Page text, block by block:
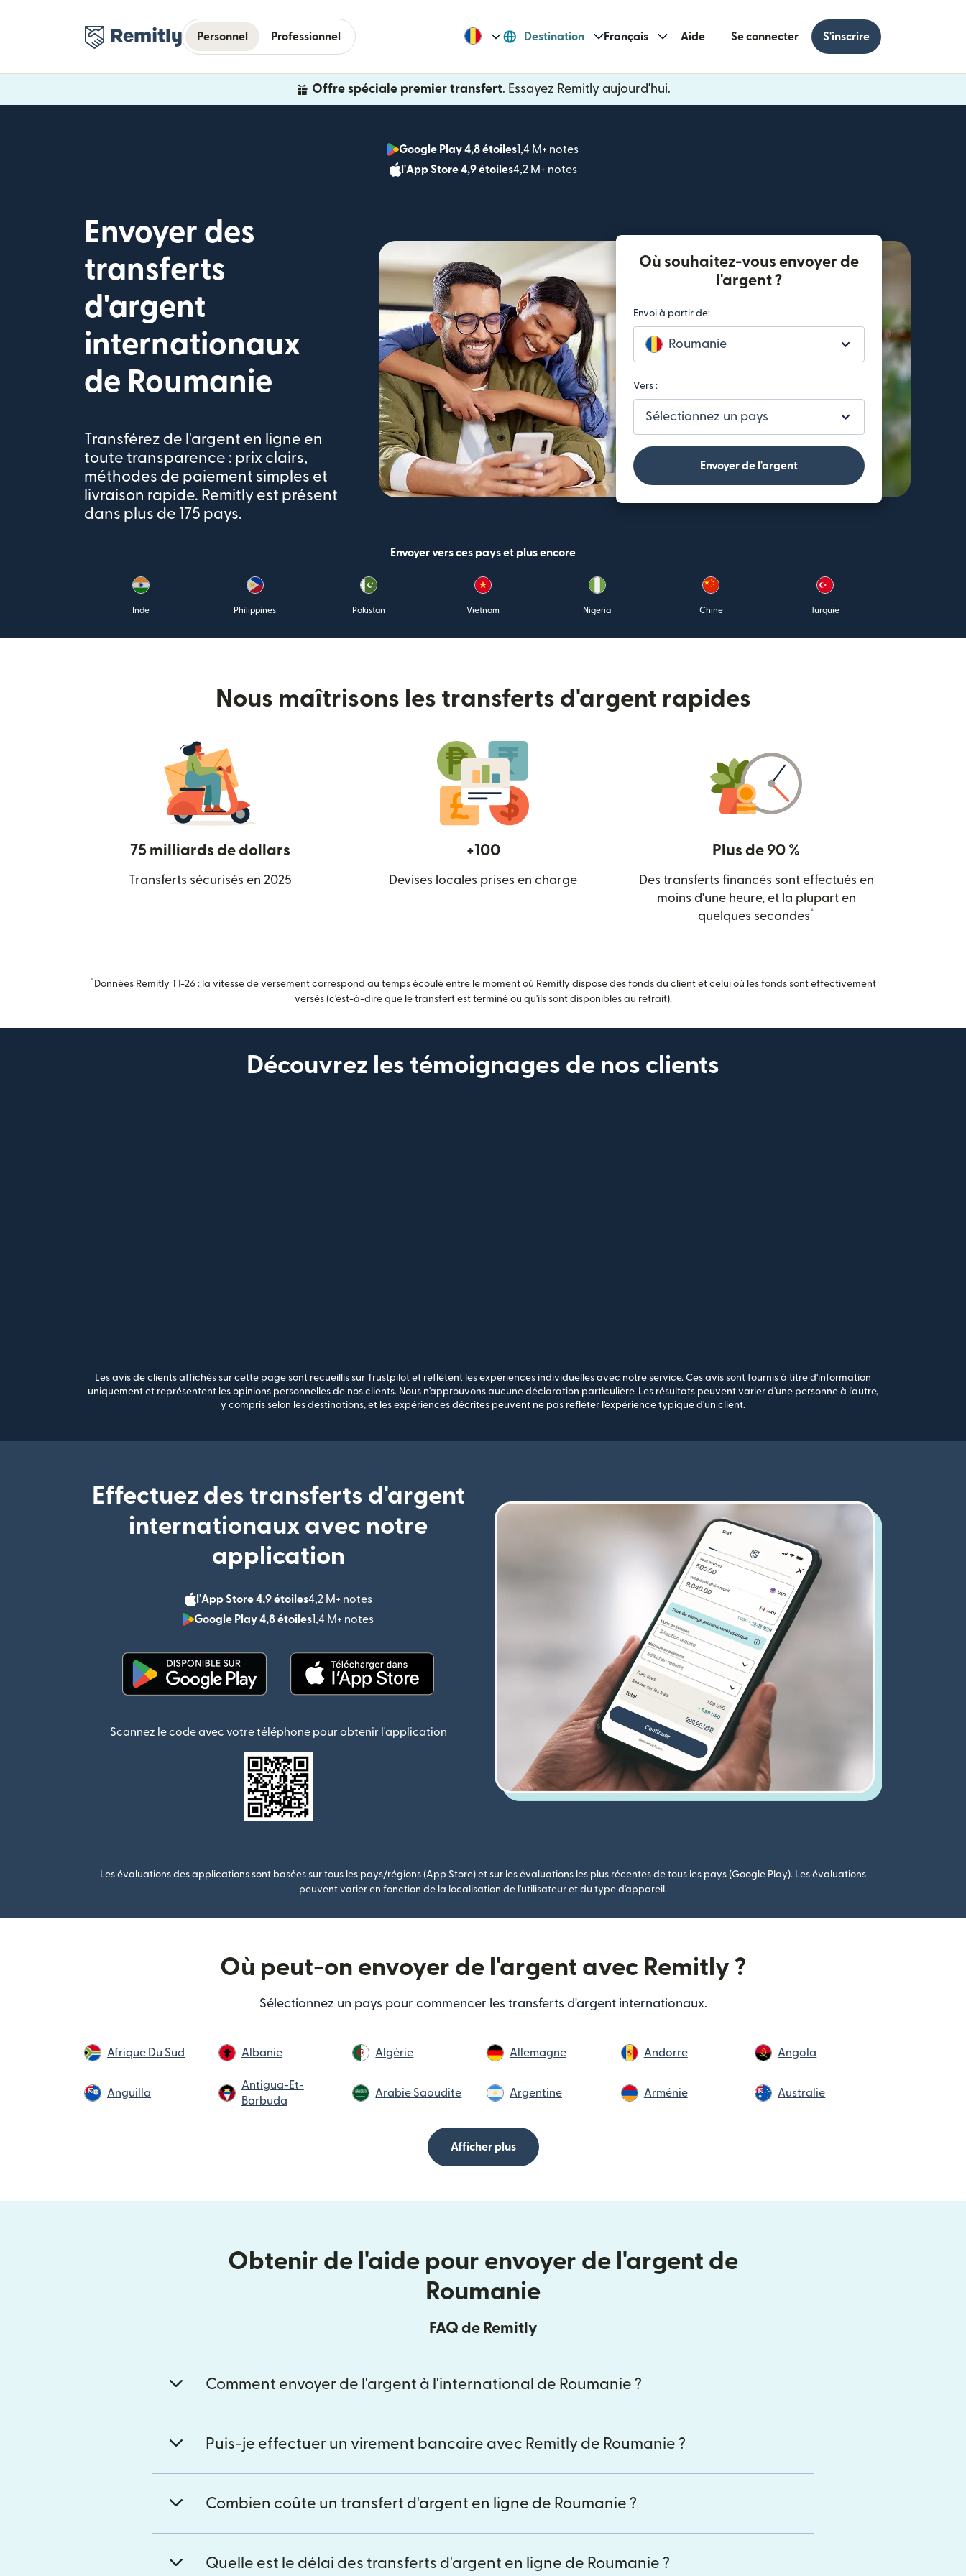
Personnel Professionnel Destination Français Aide Se connecter S'inscrire
Offre spéciale premier transfert. Essayez Remitly aujourd'hui.
Google Play 4,8 étoiles1,4 M+ notes
l'App Store 4,9 étoiles4,2 M+ notes
(s'ouvre dans une nouvelle fenêtre)
Envoyer des
transferts
d'argent
internationaux
de Roumanie
Transférez de l'argent en ligne en
toute transparence : prix clairs,
méthodes de paiement simples et
livraison rapide. Remitly est présent
dans plus de 175 pays.
Où souhaitez-vous envoyer de
l'argent ?
Envoi à partir de:
Roumanie
Vers :
Sélectionnez un pays
Envoyer de l'argent
Envoyer vers ces pays et plus encore
Inde Philippines Pakistan Vietnam Nigeria Chine Turquie
Nous maîtrisons les transferts d'argent rapides
75 milliards de dollars
Transferts sécurisés en 2025
+100
Devises locales prises en charge
Plus de 90 %
Des transferts financés sont effectués en
moins d'une heure, et la plupart en
quelques secondes*
* Données Remitly T1-26 : la vitesse de versement correspond au temps écoulé entre le moment où Remitly dispose des fonds du client et celui où les fonds sont effectivement
versés (c'est-à-dire que le transfert est terminé ou qu'ils sont disponibles au retrait).
Découvrez les témoignages de nos clients
Les avis de clients affichés sur cette page sont recueillis sur Trustpilot et reflètent les expériences individuelles avec notre service. Ces avis sont fournis à titre d'information
uniquement et représentent les opinions personnelles de nos clients. Nous n'approuvons aucune déclaration particulière. Les résultats peuvent varier d'une personne à l'autre,
y compris selon les destinations, et les expériences décrites peuvent ne pas refléter l'expérience typique d'un client.
Effectuez des transferts d'argent
internationaux avec notre
application
l'App Store 4,9 étoiles4,2 M+ notes
(s'ouvre dans une nouvelle fenêtre)
Google Play 4,8 étoiles1,4 M+ notes
Scannez le code avec votre téléphone pour obtenir l'application
Les évaluations des applications sont basées sur tous les pays/régions (App Store) et sur les évaluations les plus récentes de tous les pays (Google Play). Les évaluations
peuvent varier en fonction de la localisation de l'utilisateur et du type d'appareil.
Où peut-on envoyer de l'argent avec Remitly ?
Sélectionnez un pays pour commencer les transferts d'argent internationaux.
Afrique Du Sud Albanie Algérie Allemagne Andorre Angola
Anguilla
Antigua-Et-
Barbuda
Arabie Saoudite Argentine Arménie Australie
Afficher plus
Obtenir de l'aide pour envoyer de l'argent de
Roumanie
FAQ de Remitly
Comment envoyer de l'argent à l'international de Roumanie ?
Puis-je effectuer un virement bancaire avec Remitly de Roumanie ?
Combien coûte un transfert d'argent en ligne de Roumanie ?
Quelle est le délai des transferts d'argent en ligne de Roumanie ?